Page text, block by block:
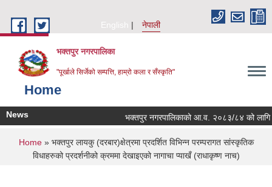
English
नेपाली
भक्तपुर नगरपालिका
"पूर्खाले सिर्जेको सम्पत्ति, हाम्रो कला र सँस्कृति"
Home
News भक्तपुर नगरपालिकाको आ.व. २०८३/८४ को लागि
You are here
Home» भक्तपुर लायकु (दरबार)क्षेत्रमा प्रदर्शित विभिन्न परम्परागत सांस्कृतिक
विधाहरुको प्रदर्शनीको क्रममा देखाइएको नागाचा प्याखँ (राधाकृष्ण नाच)